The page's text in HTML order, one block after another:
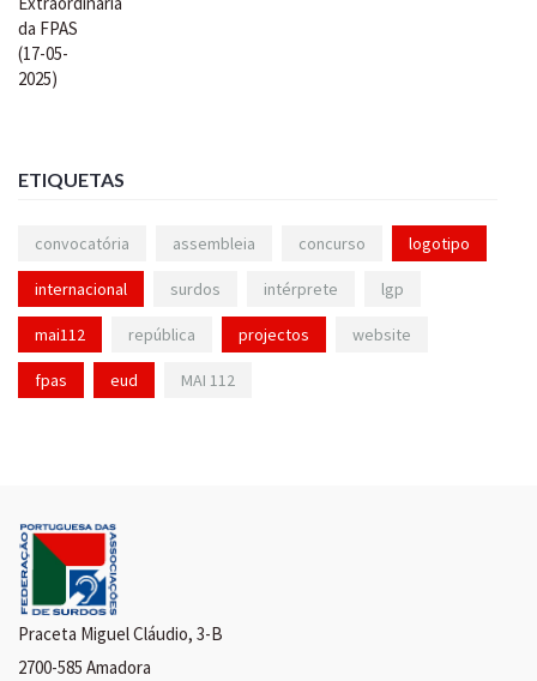
ETIQUETAS
convocatória assembleia concurso logotipo
internacional surdos intérprete lgp
mai112 república projectos website
fpas eud MAI 112
Praceta Miguel Cláudio, 3-B
2700-585 Amadora